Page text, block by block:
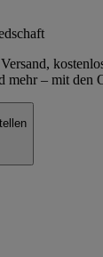
mehr – mit